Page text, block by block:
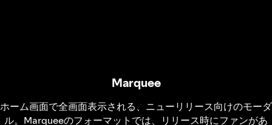
Marquee
ホーム画面で全画面表示される、ニューリリース向けのモーダ
ル。Marqueeのフォーマットでは、リリース時にファンがあ